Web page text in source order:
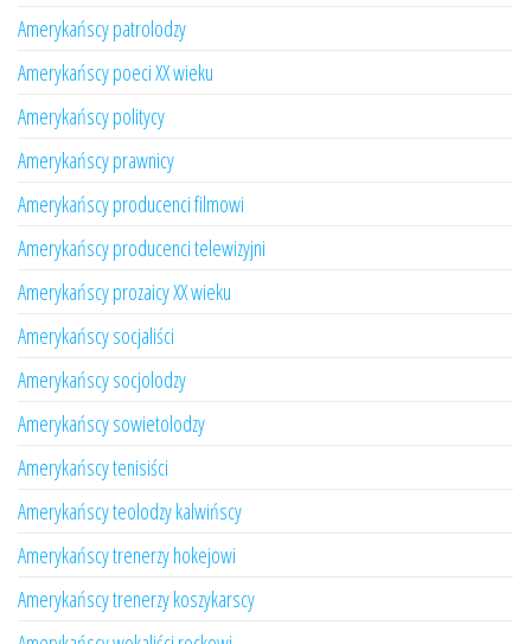
Amerykańscy patrolodzy
Amerykańscy poeci XX wieku
Amerykańscy politycy
Amerykańscy prawnicy
Amerykańscy producenci filmowi
Amerykańscy producenci telewizyjni
Amerykańscy prozaicy XX wieku
Amerykańscy socjaliści
Amerykańscy socjolodzy
Amerykańscy sowietolodzy
Amerykańscy tenisiści
Amerykańscy teolodzy kalwińscy
Amerykańscy trenerzy hokejowi
Amerykańscy trenerzy koszykarscy